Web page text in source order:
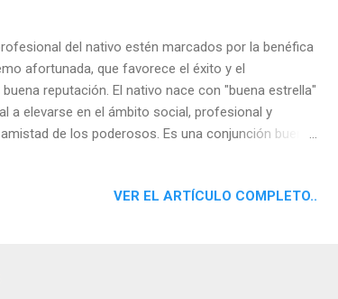
del nativo estén marcados por la benéfica
afortunada, que favorece el éxito y el
reputación. El nativo nace con "buena estrella"
a elevarse en el ámbito social, profesional y
de los poderosos. Es una conjunción buena
el mismo efecto positivo que la conjunción, es
VER EL ARTÍCULO COMPLETO..